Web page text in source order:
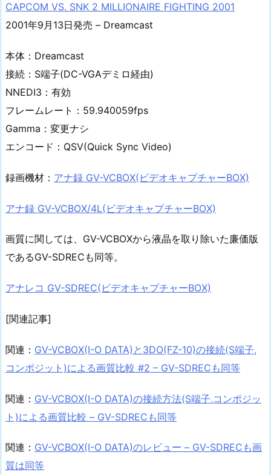
CAPCOM VS. SNK 2 MILLIONAIRE FIGHTING 2001
2001年9月13日発売 – Dreamcast
本体：Dreamcast
接続：S端子(DC-VGAデミロ経由)
NNEDI3：有効
フレームレート：59.940059fps
Gamma：変更ナシ
エンコード：QSV(Quick Sync Video)
録画機材： アナ録 GV-VCBOX(ビデオキャプチャーBOX)
アナ録 GV-VCBOX/4L(ビデオキャプチャーBOX)
画質に関しては、GV-VCBOXから液晶を取り除いた廉価版
であるGV-SDRECも同等。
アナレコ GV-SDREC(ビデオキャプチャーBOX)
[関連記事]
関連： GV-VCBOX(I-O DATA)と3DO(FZ-10)の接続(S端子,
コンポジット)による画質比較 #2 – GV-SDRECも同等
関連： GV-VCBOX(I-O DATA)の接続方法(S端子,コンポジッ
ト)による画質比較 – GV-SDRECも同等
関連： GV-VCBOX(I-O DATA)のレビュー – GV-SDRECも画
質は同等